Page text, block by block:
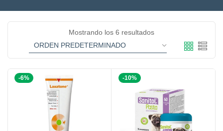
Mostrando los 6 resultados
-6% -10%